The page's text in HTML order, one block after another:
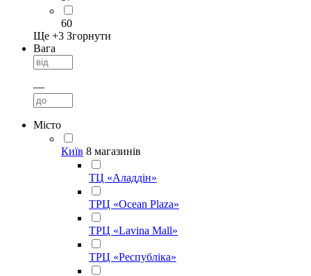
60
Ще +3 Згорнути
Вага
—
Місто
Київ 8 магазинів
ТЦ «Аладдін»
ТРЦ «Ocean Plaza»
ТРЦ «Lavina Mall»
ТРЦ «Республіка»